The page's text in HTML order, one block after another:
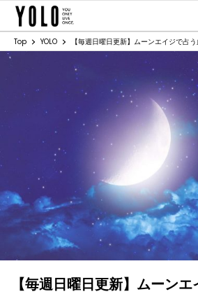
Top YOLO 【毎週日曜日更新】ムーンエイジで
【毎週日曜日更新】ムーン